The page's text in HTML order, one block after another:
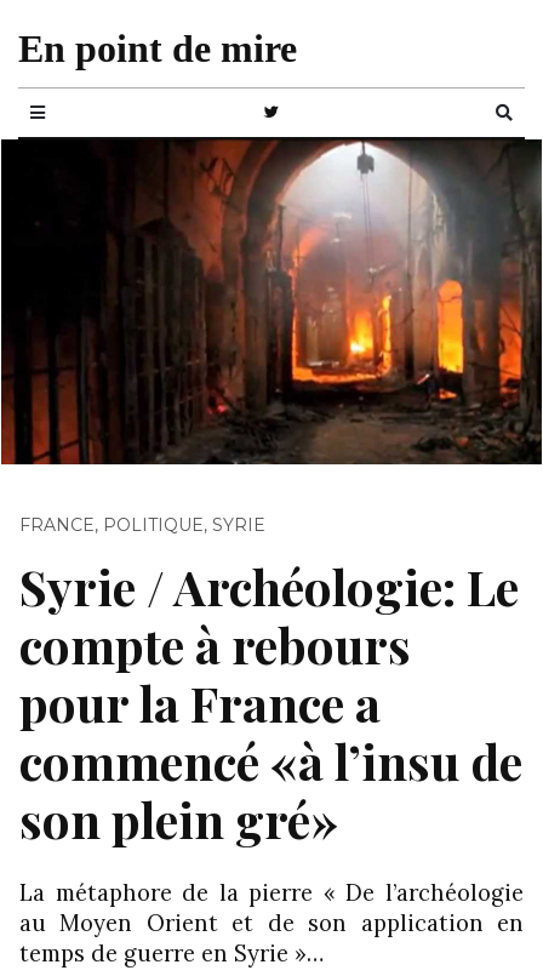
En point de mire
FRANCE, POLITIQUE, SYRIE
Syrie / Archéologie: Le
compte à rebours
pour la France a
commencé «à l’insu de
son plein gré»
La métaphore de la pierre « De l’archéologie
au Moyen Orient et de son application en
temps de guerre en Syrie »…